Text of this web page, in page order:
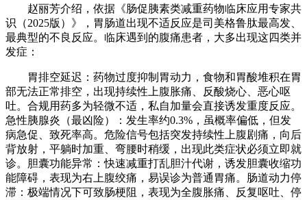
赵丽芳介绍，依据《肠促胰素类减重药物临床应用专家共
识（2025版）》，胃肠道出现不适反应是司美格鲁肽最高发、
最典型的不良反应。临床遇到的腹痛患者，大多出现这四类并
发症：
胃排空延迟：药物过度抑制胃动力，食物和胃酸堆积在胃
部无法正常排空，出现持续性上腹胀痛、反酸烧心、恶心呕
吐。合规用药多为轻微不适，私自加量会直接诱发重度反应。
急性胰腺炎（最凶险）：发生率约0.3%，虽概率偏低，但发
病急促、致死率高。危险信号包括突发持续性上腹剧痛，向后
背放射，平躺时加重、弯腰时稍缓，出现此类症状必须立即就
诊。胆囊功能异常：快速减重打乱胆汁代谢，诱发胆囊收缩功
能障碍，表现为右上腹绞痛，易误诊为普通胃痛。肠道动力停
滞：极端情况下可致肠梗阻，表现为全腹胀痛、反复呕吐、停